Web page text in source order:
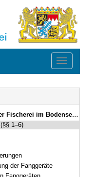
Toggle
Vom 1. Dezember 1995 (GVBl. S. 825) BayRS 793-7-L (§§ 1–30)
1–6)
der Fanggeräte